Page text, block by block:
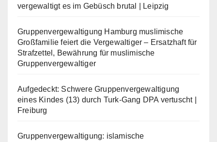
vergewaltigt es im Gebüsch brutal | Leipzig
Gruppenvergewaltigung Hamburg muslimische
Großfamilie feiert die Vergewaltiger – Ersatzhaft für
Strafzettel, Bewährung für muslimische
Gruppenvergewaltiger
Aufgedeckt: Schwere Gruppenvergewaltigung
eines Kindes (13) durch Turk-Gang DPA vertuscht |
Freiburg
Gruppenvergewaltigung: islamische